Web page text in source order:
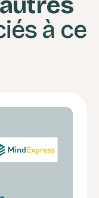
à ce